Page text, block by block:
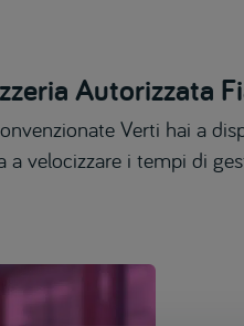
Autorizzata
Verti hai a
a velocizzare i tempi di